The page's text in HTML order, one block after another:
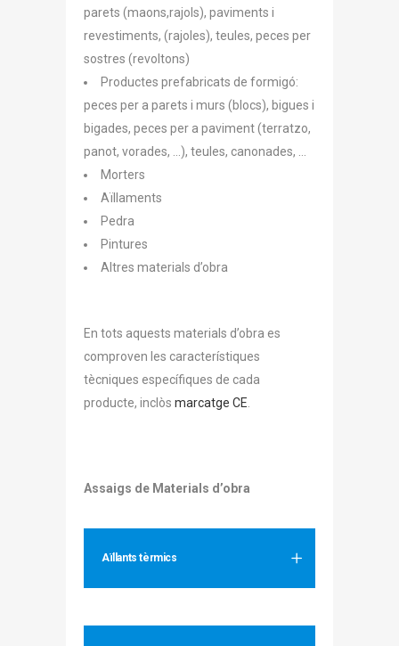
parets (maons,rajols), paviments i
revestiments, (rajoles), teules, peces per
sostres (revoltons)
Productes prefabricats de formigó:
peces per a parets i murs (blocs), bigues i
bigades, peces per a paviment (terratzo,
panot, vorades, …), teules, canonades, …
Morters
Aïllaments
Pedra
Pintures
Altres materials d’obra
En tots aquests materials d’obra es
comproven les característiques
tècniques específiques de cada
producte, inclòs marcatge CE
Assaigs de Materials d’obra
Aïllants tèrmics